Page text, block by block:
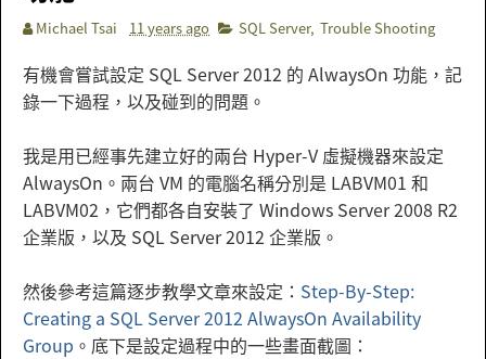
Michael Tsai 11 years ago SQL Server, Trouble Shooting
有機會嘗試設定 SQL Server 2012 的 AlwaysOn 功能，記
錄一下過程，以及碰到的問題。
我是用已經事先建立好的兩台 Hyper-V 虛擬機器來設定
AlwaysOn。兩台 VM 的電腦名稱分別是 LABVM01 和
LABVM02，它們都各自安裝了 Windows Server 2008 R2
企業版，以及 SQL Server 2012 企業版。
然後參考這篇逐步教學文章來設定： Step-By-Step:
Creating a SQL Server 2012 AlwaysOn Availability
Group 。底下是設定過程中的一些畫面截圖：